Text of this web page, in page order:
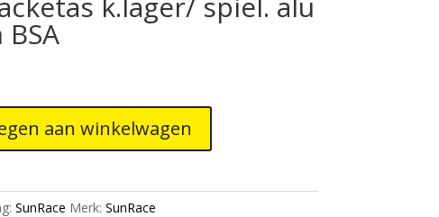
aan winkelwagen
SunRace Merk: SunRace